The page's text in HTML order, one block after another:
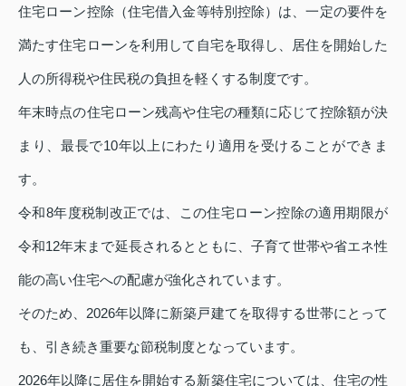
住宅ローン控除（住宅借入金等特別控除）は、一定の要件を
満たす住宅ローンを利用して自宅を取得し、居住を開始した
人の所得税や住民税の負担を軽くする制度です。
年末時点の住宅ローン残高や住宅の種類に応じて控除額が決
まり、最長で10年以上にわたり適用を受けることができま
す。
令和8年度税制改正では、この住宅ローン控除の適用期限が
令和12年末まで延長されるとともに、子育て世帯や省エネ性
能の高い住宅への配慮が強化されています。
そのため、2026年以降に新築戸建てを取得する世帯にとって
も、引き続き重要な節税制度となっています。
2026年以降に居住を開始する新築住宅については、住宅の性